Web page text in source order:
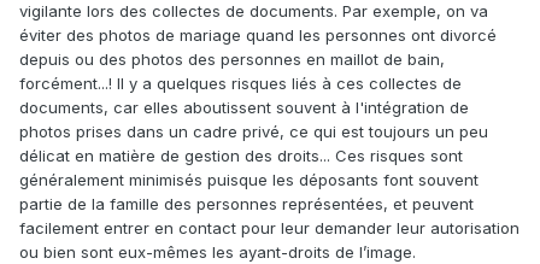
vigilante lors des collectes de documents. Par exemple, on va
éviter des photos de mariage quand les personnes ont divorcé
depuis ou des photos des personnes en maillot de bain,
forcément...! Il y a quelques risques liés à ces collectes de
documents, car elles aboutissent souvent à l'intégration de
photos prises dans un cadre privé, ce qui est toujours un peu
délicat en matière de gestion des droits... Ces risques sont
généralement minimisés puisque les déposants font souvent
partie de la famille des personnes représentées, et peuvent
facilement entrer en contact pour leur demander leur autorisation
ou bien sont eux-mêmes les ayant-droits de l’image.